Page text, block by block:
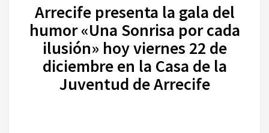
Arrecife presenta la gala del
humor «Una Sonrisa por cada
ilusión» hoy viernes 22 de
diciembre en la Casa de la
Juventud de Arrecife